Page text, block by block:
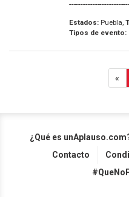
Estados:Puebla,
Tipos de evento:
«
¿Qué es
Contacto